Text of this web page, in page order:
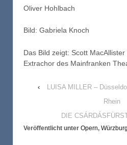
Oliver Hohlbach
Bild: Gabriela Knoch
Das Bild zeigt: Scott
Extrachor des Mainfranken
‹
LUISA MILLER –
Rhein
DIE
Veröffentlicht unter Opern,